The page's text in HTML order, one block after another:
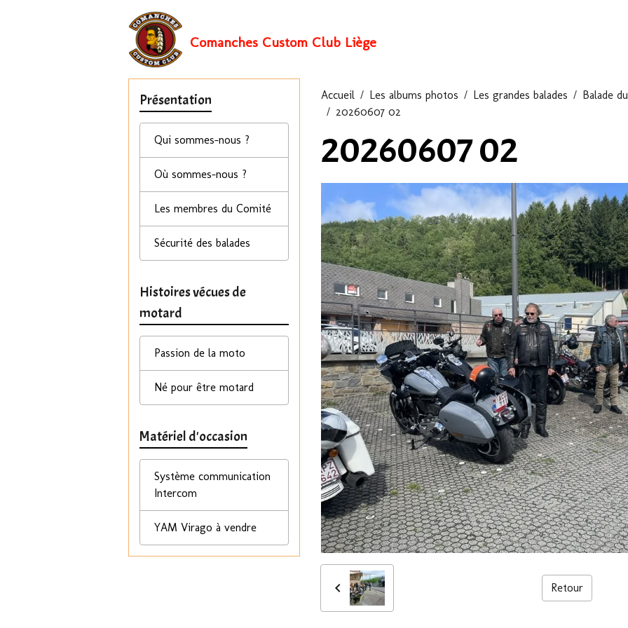
Comanches Custom Club Liège
Accueil Les albums photos Les grandes balades
Balade
20260607 02
20260607 02
Retour
Présentation
Qui sommes-nous ?
Où sommes-nous ?
Les membres du Comité
Sécurité des balades
Histoires vécues de
motard
Passion de la moto
Né pour être motard
Matériel d'occasion
Système communication
Intercom
YAM Virago à vendre